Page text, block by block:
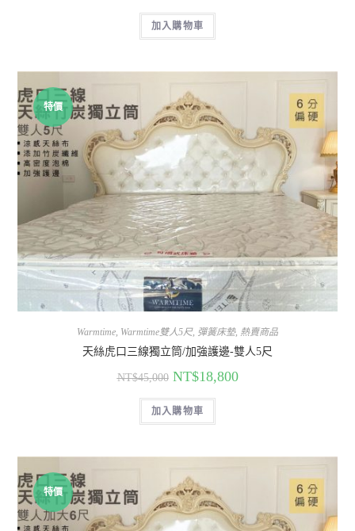
加入購物車
特價
Warmtime, Warmtime雙人5尺, 彈簧床墊, 熱賣商品
天絲虎口三線獨立筒/加強護邊-雙人5尺
NT$45,000 NT$18,800
加入購物車
特價